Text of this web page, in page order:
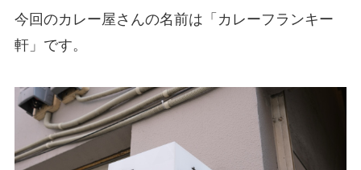
今回のカレー屋さんの名前は「カレーフランキー
軒」です。